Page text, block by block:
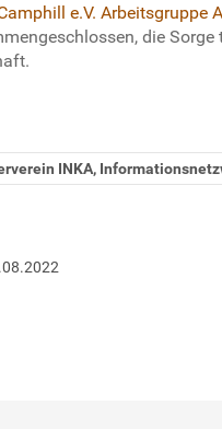
e.V. Arbeitsgruppe
die
INKA,